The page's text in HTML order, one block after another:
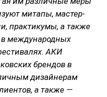
митапы, мастер-
практикумы, а также
в международных
АКИ
брендов в
дизайнерам
а также —